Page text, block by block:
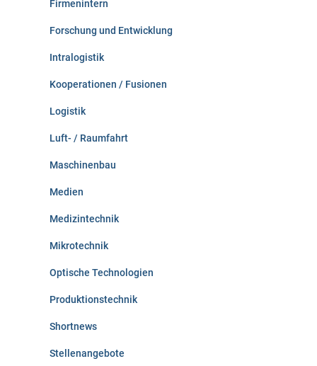
Firmenintern
Forschung und Entwicklung
Intralogistik
Kooperationen / Fusionen
Logistik
Luft- / Raumfahrt
Maschinenbau
Medien
Medizintechnik
Mikrotechnik
Optische Technologien
Produktionstechnik
Shortnews
Stellenangebote